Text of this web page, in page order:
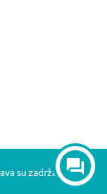
su zadržana.